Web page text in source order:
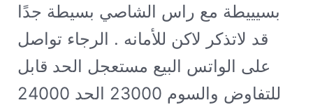
بسيييطة مع راس الشاصي بسيطة جدًا
قد لاتذكر لاكن للأمانه . الرجاء تواصل
على الواتس البيع مستعجل الحد قابل
للتفاوض والسوم 23000 الحد 24000